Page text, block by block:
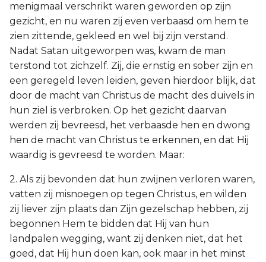
menigmaal verschrikt waren geworden op zijn
gezicht, en nu waren zij even verbaasd om hem te
zien zittende, gekleed en wel bij zijn verstand.
Nadat Satan uitgeworpen was, kwam de man
terstond tot zichzelf. Zij, die ernstig en sober zijn en
een geregeld leven leiden, geven hierdoor blijk, dat
door de macht van Christus de macht des duivels in
hun ziel is verbroken. Op het gezicht daarvan
werden zij bevreesd, het verbaasde hen en dwong
hen de macht van Christus te erkennen, en dat Hij
waardig is gevreesd te worden. Maar:
2. Als zij bevonden dat hun zwijnen verloren waren,
vatten zij misnoegen op tegen Christus, en wilden
zij liever zijn plaats dan Zijn gezelschap hebben, zij
begonnen Hem te bidden dat Hij van hun
landpalen wegging, want zij denken niet, dat het
goed, dat Hij hun doen kan, ook maar in het minst